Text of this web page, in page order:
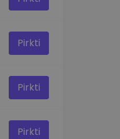
Pirkti
Pirkti
Pirkti